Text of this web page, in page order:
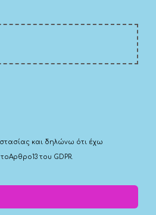
και δηλώνω ότι έχω
Αρθρο13 του GDPR.